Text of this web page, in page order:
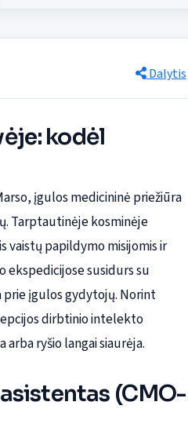
Dalytis
kodėl
įgulos medicininė priežiūra
Tarptautinėje kosminėje
vaistų papildymo misijomis ir
ekspedicijose susidurs su
prie įgulos gydytojų. Norint
dirbtinio intelekto
ryšio langai siaurėja.
(CMO-